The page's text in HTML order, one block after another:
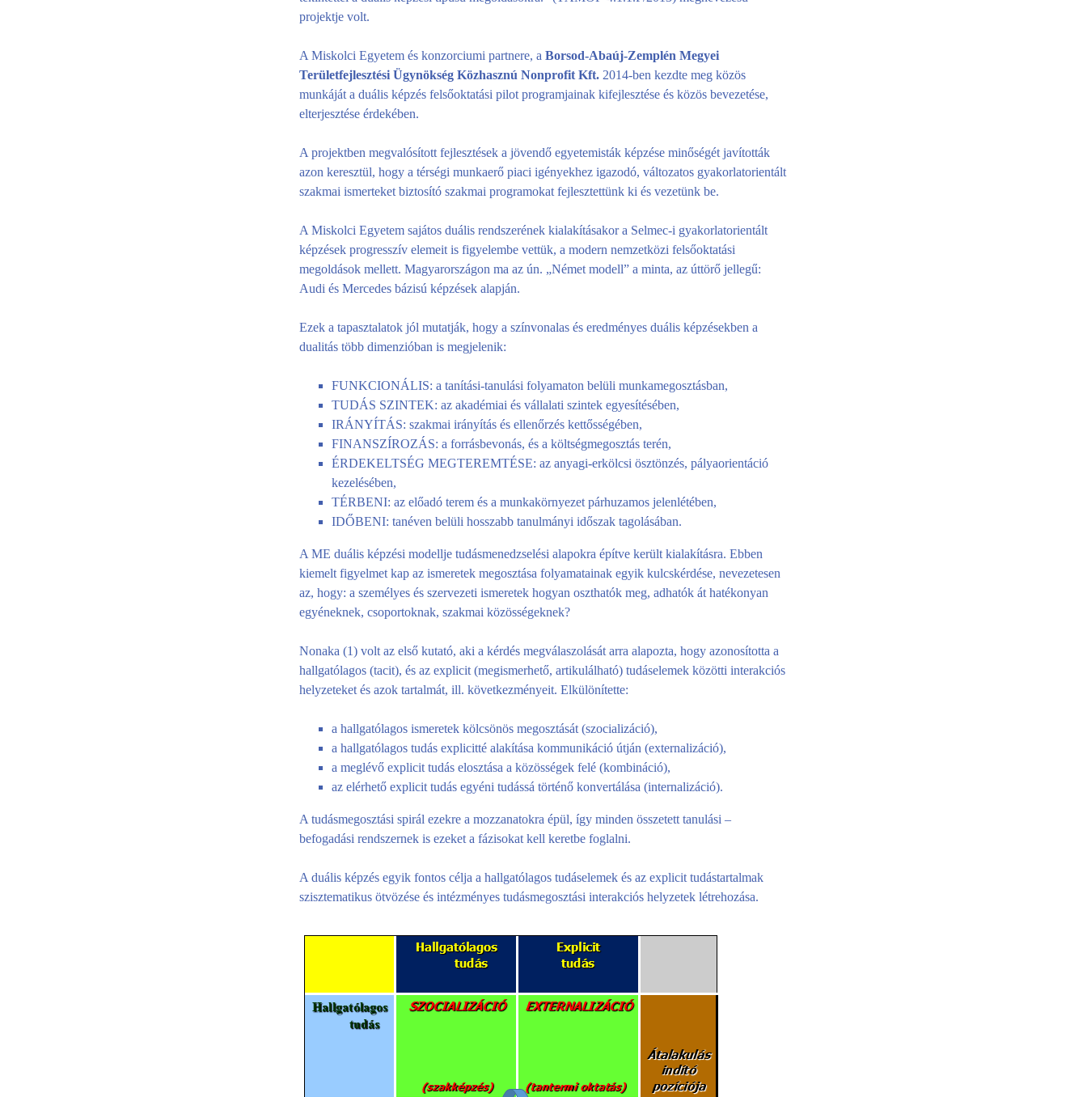
projektje volt.
A Miskolci Egyetem és konzorciumi partnere, a Borsod-Abaúj-Zemplén Megyei
Területfejlesztési Ügynökség Közhasznú Nonprofit Kft. 2014-ben kezdte meg közös
munkáját a duális képzés felsőoktatási pilot programjainak kifejlesztése és közös bevezetése,
elterjesztése érdekében.
A projektben megvalósított fejlesztések a jövendő egyetemisták képzése minőségét javították
azon keresztül, hogy a térségi munkaerő piaci igényekhez igazodó, változatos gyakorlatorientált
szakmai ismerteket biztosító szakmai programokat fejlesztettünk ki és vezetünk be.
A Miskolci Egyetem sajátos duális rendszerének kialakításakor a Selmec-i gyakorlatorientált
képzések progresszív elemeit is figyelembe vettük, a modern nemzetközi felsőoktatási
megoldások mellett. Magyarországon ma az ún. „Német modell” a minta, az úttörő jellegű:
Audi és Mercedes bázisú képzések alapján.
Ezek a tapasztalatok jól mutatják, hogy a színvonalas és eredményes duális képzésekben a
dualitás több dimenzióban is megjelenik:
FUNKCIONÁLIS: a tanítási-tanulási folyamaton belüli munkamegosztásban,
TUDÁS SZINTEK: az akadémiai és vállalati szintek egyesítésében,
IRÁNYÍTÁS: szakmai irányítás és ellenőrzés kettősségében,
FINANSZÍROZÁS: a forrásbevonás, és a költségmegosztás terén,
ÉRDEKELTSÉG MEGTEREMTÉSE: az anyagi-erkölcsi ösztönzés, pályaorientáció
kezelésében,
TÉRBENI: az előadó terem és a munkakörnyezet párhuzamos jelenlétében,
IDŐBENI: tanéven belüli hosszabb tanulmányi időszak tagolásában.
A ME duális képzési modellje tudásmenedzselési alapokra építve került kialakításra. Ebben
kiemelt figyelmet kap az ismeretek megosztása folyamatainak egyik kulcskérdése, nevezetesen
az, hogy: a személyes és szervezeti ismeretek hogyan oszthatók meg, adhatók át hatékonyan
egyéneknek, csoportoknak, szakmai közösségeknek?
Nonaka (1) volt az első kutató, aki a kérdés megválaszolását arra alapozta, hogy azonosította a
hallgatólagos (tacit), és az explicit (megismerhető, artikulálható) tudáselemek közötti interakciós
helyzeteket és azok tartalmát, ill. következményeit. Elkülönítette:
a hallgatólagos ismeretek kölcsönös megosztását (szocializáció),
a hallgatólagos tudás explicitté alakítása kommunikáció útján (externalizáció),
a meglévő explicit tudás elosztása a közösségek felé (kombináció),
az elérhető explicit tudás egyéni tudássá történő konvertálása (internalizáció).
A tudásmegosztási spirál ezekre a mozzanatokra épül, így minden összetett tanulási –
befogadási rendszernek is ezeket a fázisokat kell keretbe foglalni.
A duális képzés egyik fontos célja a hallgatólagos tudáselemek és az explicit tudástartalmak
szisztematikus ötvözése és intézményes tudásmegosztási interakciós helyzetek létrehozása.